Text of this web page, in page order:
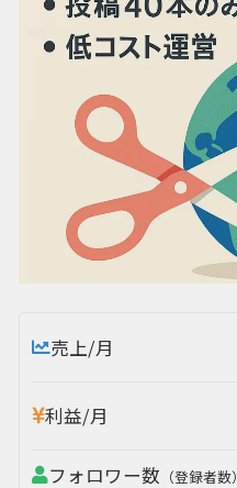
売上/月
利益/月
フォロワー数 （登録者数）